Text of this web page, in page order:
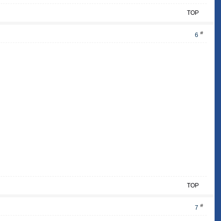
TOP
6 #
TOP
7 #